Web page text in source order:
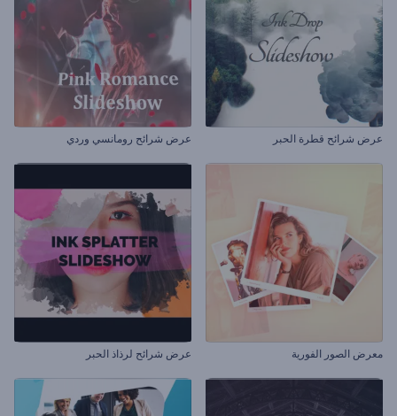
عرض شرائح قطرة الحبر عرض شرائح رومانسي وردي
معرض الصور الفورية عرض شرائح لرذاذ الحبر